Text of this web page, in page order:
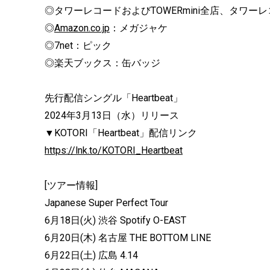
◎タワーレコードおよびTOWERmini全店、タワー
◎Amazon.co.jp ：メガジャケ
◎7net：ピック
◎楽天ブックス：缶バッジ
先行配信シングル「Heartbeat」
2024年3月13日（水）リリース
▼KOTORI「Heartbeat」配信リンク
https://lnk.to/KOTORI_Heartbeat
[ツアー情報]
Japanese Super Perfect Tour
6月18日(火) 渋谷 Spotify O-EAST
6月20日(木) 名古屋 THE BOTTOM LINE
6月22日(土) 広島 4.14